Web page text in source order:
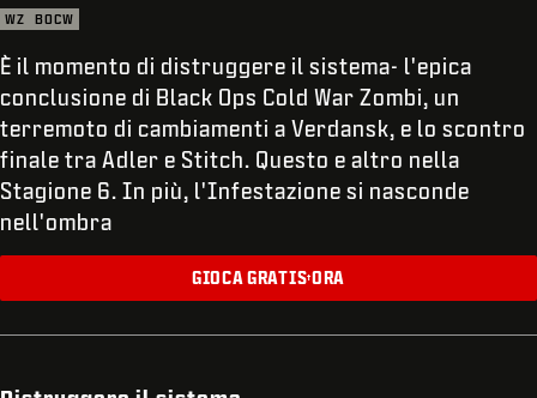
WZ BOCW
È il momento di distruggere il sistema- l'epica
conclusione di Black Ops Cold War Zombi, un
terremoto di cambiamenti a Verdansk, e lo scontro
finale tra Adler e Stitch. Questo e altro nella
Stagione 6. In più, l'Infestazione si nasconde
nell'ombra
GIOCA GRATIS†ORA